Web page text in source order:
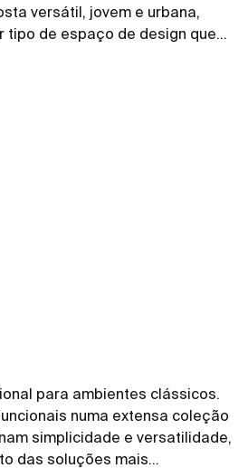
versátil, jovem e urbana,
tipo de espaço de design que
para ambientes clássicos.
numa extensa coleção
simplicidade e versatilidade,
das soluções mais